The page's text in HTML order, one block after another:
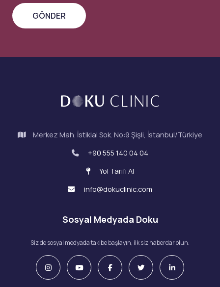
Merkez Mah. İstiklal Sok. No:9 Şişli, İstanbul/Türkiye
+90 555 140 04 04
Yol Tarifi Al
info@dokuclinic.com
Sosyal Medyada Doku
Siz de sosyal medyada takibe başlayın, ilk siz haberdar olun.